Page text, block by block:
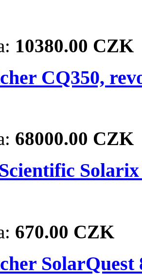
10380.00 CZK
CQ350,
68000.00 CZK
670.00 CZK
SolarQuest